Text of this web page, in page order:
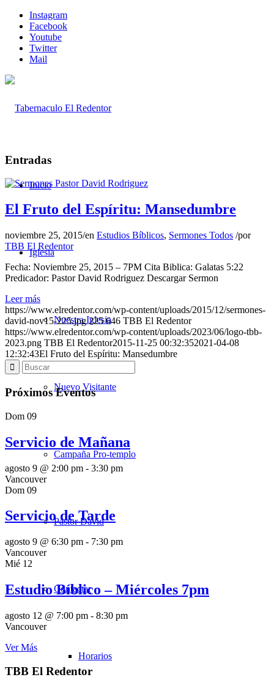
Instagram
Facebook
Youtube
Twitter
Mail
Inicio
Iglesia
Nuestra Iglesia
Nuevo Visitante
Campaña Pro-templo
Pastor David
Contactar
Horarios
Entradas
El Fruto del Espíritu: Mansedumbre
noviembre 25, 2015/en Estudios Bíblicos, Sermones Todos /por
TBB El Redentor
Fecha: Noviembre 25, 2015 – 7PM Cita Biblica: Galatas 5:22
Predicador: Pastor David Rodriguez Descargar Sermon
Leer más
https://www.elredentor.com/wp-content/uploads/2015/12/sermones-
david-nov15-225.jpg 225 646 TBB El Redentor
https://www.elredentor.com/wp-content/uploads/2023/06/logo-tbb-
2023.png TBB El Redentor2015-11-25 00:32:352021-04-08
12:32:43El Fruto del Espíritu: Mansedumbre
Próximos Eventos
Dom 09
Servicio de Mañana
agosto 9 @ 2:00 pm - 3:30 pm
Vancouver
Dom 09
Servicio de Tarde
agosto 9 @ 6:30 pm - 7:30 pm
Vancouver
Mié 12
Estudio Bíblico – Miércoles 7pm
agosto 12 @ 7:00 pm - 8:30 pm
Vancouver
Ver Más
TBB El Redentor